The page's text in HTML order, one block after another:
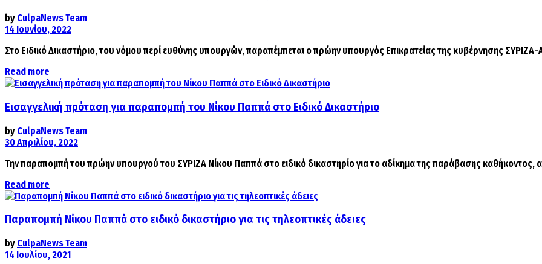
by CulpaNews Team
14 Ιουνίου, 2022
Στο Ειδικό Δικαστήριο, του νόμου περί ευθύνης υπουργών, παραπέμπεται ο πρώην υπουργός Επικρατείας της κυβέρνησης
Read more
Εισαγγελική πρόταση για παραπομπή του Νίκου Παππά στο Ειδικό Δικαστήριο
by CulpaNews Team
30 Απριλίου, 2022
Την παραπομπή του πρώην υπουργού του ΣΥΡΙΖΑ Νίκου Παππά στο ειδικό δικαστηρίο για το αδίκημα της παράβασης καθήκοντος,
Read more
Παραπομπή Νίκου Παππά στο ειδικό δικαστήριο για τις τηλεοπτικές άδειες
by CulpaNews Team
14 Ιουλίου, 2021